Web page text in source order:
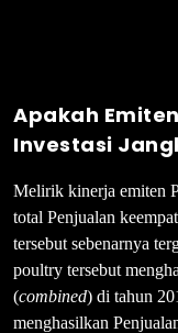
Apakah
Investasi
Melirik kinerja emiten
total Penjualan
tersebut sebenarnya
poultry tersebut
(combined) di tahun
menghasilkan